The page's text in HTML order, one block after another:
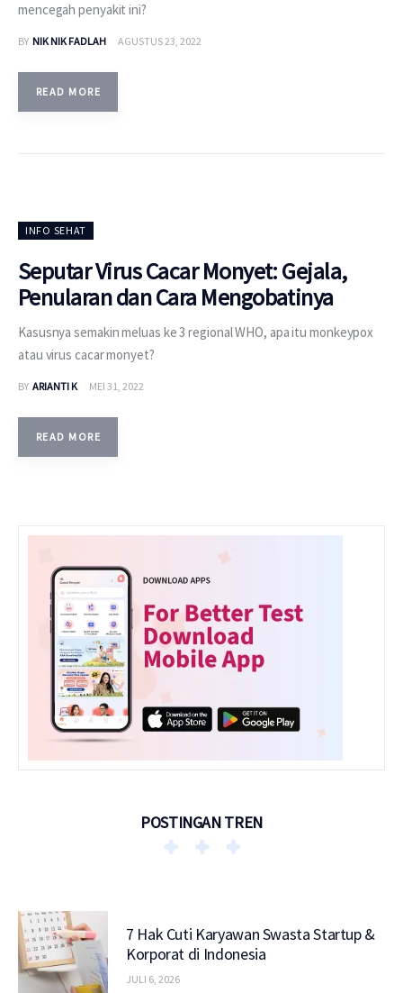
mencegah penyakit ini?
BY NIK NIK FADLAH AGUSTUS 23, 2022
READ MORE
INFO SEHAT
Seputar Virus Cacar Monyet: Gejala,
Penularan dan Cara Mengobatinya
Kasusnya semakin meluas ke 3 regional WHO, apa itu monkeypox
atau virus cacar monyet?
BY ARIANTI K MEI 31, 2022
READ MORE
POSTINGAN TREN
7 Hak Cuti Karyawan Swasta Startup &
Korporat di Indonesia
JULI 6, 2026